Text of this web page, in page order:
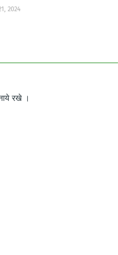
2024
रखे ।